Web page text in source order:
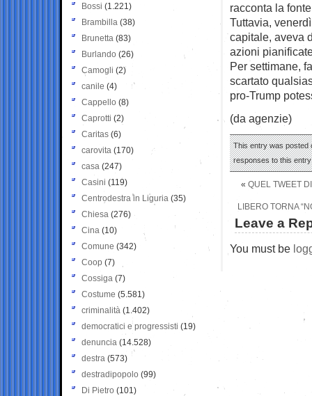
racconta la
Tuttavia,
capitale, aveva
azioni
Per settimane,
scartato
pro-Trump
(da agenzie)
This entry was posted
responses to this
« QUEL TWEET
LIBERO TORNA
Leave a
You must be
Bossi (1.221)
Brambilla (38)
Brunetta (83)
Burlando (26)
Camogli (2)
canile (4)
Cappello (8)
Caprotti (2)
Caritas (6)
carovita (170)
casa (247)
Casini (119)
Centrodestra in Liguria (35)
Chiesa (276)
Cina (10)
Comune (342)
Coop (7)
Cossiga (7)
Costume (5.581)
criminalità (1.402)
democratici e progressisti (19)
denuncia (14.528)
destra (573)
destradipopolo (99)
Di Pietro (101)